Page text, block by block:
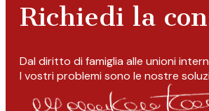
Richiedi la
Dal diritto di famiglia alle unioni
I vostri problemi sono le nostre